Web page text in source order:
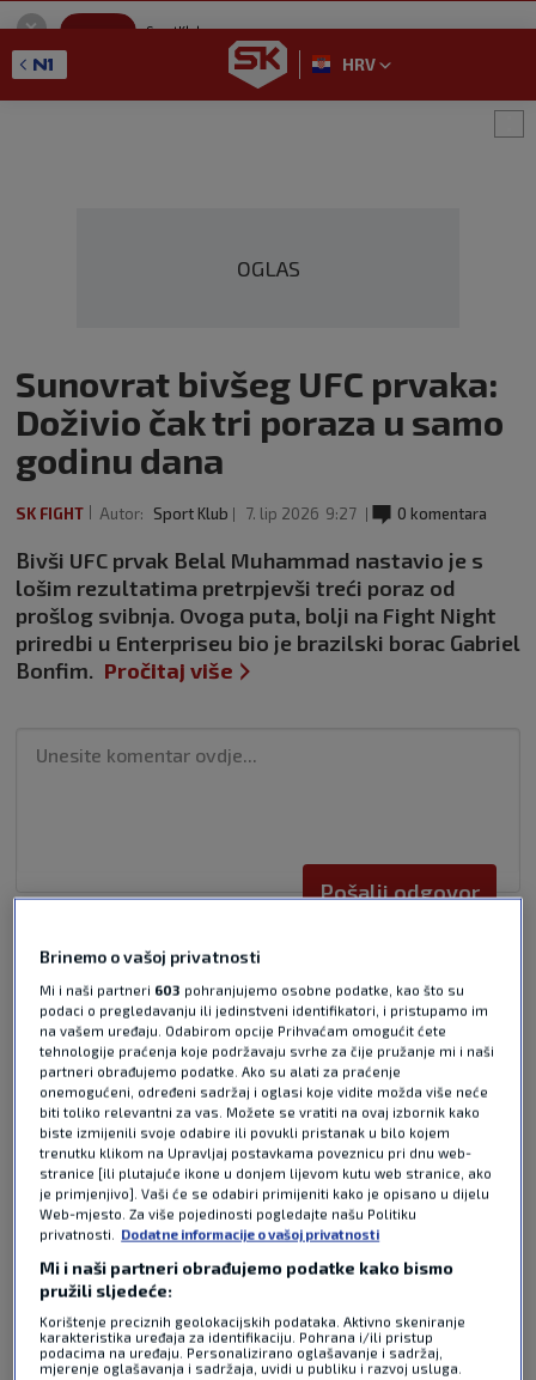
SportKlub
GET - On the Google Play
HRV
OGLAS
Sunovrat bivšeg UFC prvaka:
Doživio čak tri poraza u samo
godinu dana
SK FIGHT Autor: Sport Klub 7. lip 2026 9:27 0 komentara
Bivši UFC prvak Belal Muhammad nastavio je s
lošim rezultatima pretrpjevši treći poraz od
prošlog svibnja. Ovoga puta, bolji na Fight Night
priredbi u Enterpriseu bio je brazilski borac Gabriel
Bonfim. Pročitaj više
Pošalji odgovor
Pošalji
NAJČITANIJE VIJESTI - SK FIGHT
Brinemo o vašoj privatnosti
Mi i naši partneri 603 pohranjujemo osobne podatke, kao što su
podaci o pregledavanju ili jedinstveni identifikatori, i pristupamo im
na vašem uređaju. Odabirom opcije Prihvaćam omogućit ćete
tehnologije praćenja koje podržavaju svrhe za čije pružanje mi i naši
partneri obrađujemo podatke. Ako su alati za praćenje
onemogućeni, određeni sadržaj i oglasi koje vidite možda više neće
biti toliko relevantni za vas. Možete se vratiti na ovaj izbornik kako
biste izmijenili svoje odabire ili povukli pristanak u bilo kojem
trenutku klikom na Upravljaj postavkama poveznicu pri dnu web-
stranice [ili plutajuće ikone u donjem lijevom kutu web stranice, ako
je primjenjivo]. Vaši će se odabiri primijeniti kako je opisano u dijelu
Web-mjesto. Za više pojedinosti pogledajte našu Politiku
privatnosti.
Dodatne informacije o vašoj privatnosti
Mi i naši partneri obrađujemo podatke kako bismo
pružili sljedeće:
Korištenje preciznih geolokacijskih podataka. Aktivno skeniranje
karakteristika uređaja za identifikaciju. Pohrana i/ili pristup
podacima na uređaju. Personalizirano oglašavanje i sadržaj,
mjerenje oglašavanja i sadržaja, uvidi u publiku i razvoj usluga.